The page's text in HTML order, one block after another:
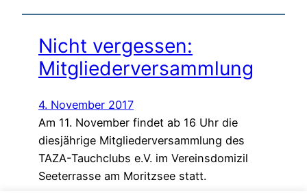
Nicht vergessen:
Mitgliederversammlung
4. November 2017
Am 11. November findet ab 16 Uhr die
diesjährige Mitgliederversammlung des
TAZA-Tauchclubs e.V. im Vereinsdomizil
Seeterrasse am Moritzsee statt.